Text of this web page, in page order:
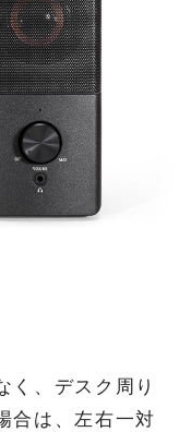
く、デスク周り
合は、左右一対